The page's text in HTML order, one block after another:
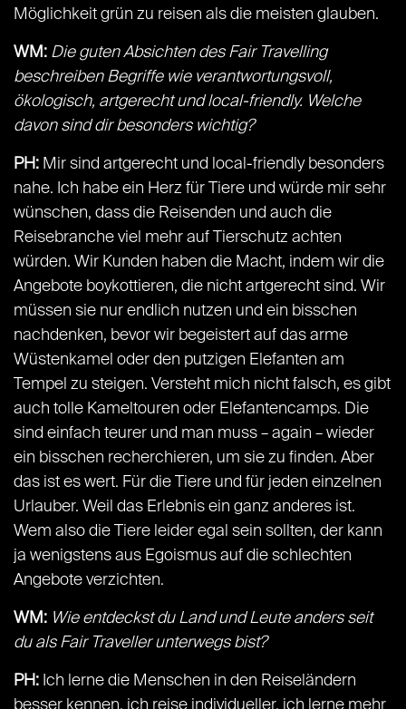
Möglichkeit grün zu reisen als die meisten glauben.
WM: Die guten Absichten des Fair Travelling
beschreiben Begriffe wie verantwortungsvoll,
ökologisch, artgerecht und local-friendly. Welche
davon sind dir besonders wichtig?
PH: Mir sind artgerecht und local-friendly besonders
nahe. Ich habe ein Herz für Tiere und würde mir sehr
wünschen, dass die Reisenden und auch die
Reisebranche viel mehr auf Tierschutz achten
würden. Wir Kunden haben die Macht, indem wir die
Angebote boykottieren, die nicht artgerecht sind. Wir
müssen sie nur endlich nutzen und ein bisschen
nachdenken, bevor wir begeistert auf das arme
Wüstenkamel oder den putzigen Elefanten am
Tempel zu steigen. Versteht mich nicht falsch, es gibt
auch tolle Kameltouren oder Elefantencamps. Die
sind einfach teurer und man muss – again – wieder
ein bisschen recherchieren, um sie zu finden. Aber
das ist es wert. Für die Tiere und für jeden einzelnen
Urlauber. Weil das Erlebnis ein ganz anderes ist.
Wem also die Tiere leider egal sein sollten, der kann
ja wenigstens aus Egoismus auf die schlechten
Angebote verzichten.
WM: Wie entdeckst du Land und Leute anders seit
du als Fair Traveller unterwegs bist?
PH: Ich lerne die Menschen in den Reiseländern
besser kennen, ich reise individueller, ich lerne mehr